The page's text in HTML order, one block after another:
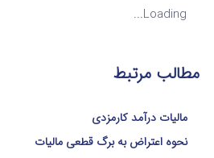
Loading...
مطالب مرتبط
مالیات درآمد کارمزدی
نحوه اعتراض به برگ قطعی مالیات